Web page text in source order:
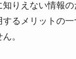
りえない情報
するメリットの
。